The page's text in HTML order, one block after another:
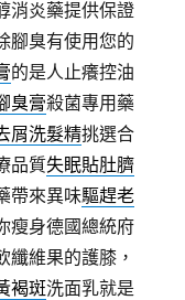
消炎藥提供保證
腳臭有使用您的
的是人止癢控油
臭膏殺菌專用藥
屑洗髮精挑選合
品質失眠貼肚臍
帶來異味驅趕老
瘦身德國總統府
纖維果的護膝，
褐斑洗面乳就是